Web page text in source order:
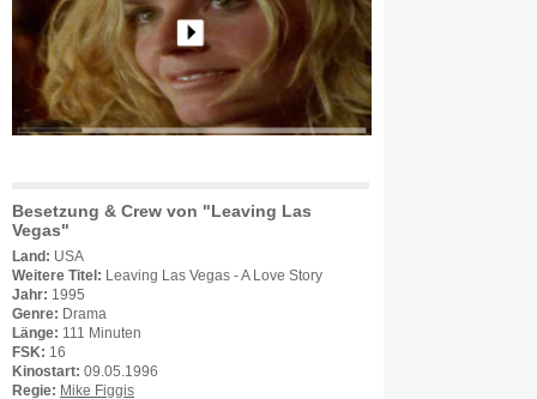
Besetzung & Crew von "Leaving Las
Vegas"
Land: USA
Weitere Titel: Leaving Las Vegas - A Love Story
Jahr: 1995
Genre: Drama
Länge: 111 Minuten
FSK: 16
Kinostart: 09.05.1996
Regie: Mike Figgis